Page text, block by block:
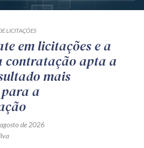
LICITAÇÕES
em licitações e a
contratação apta a
mais
a
de 2026